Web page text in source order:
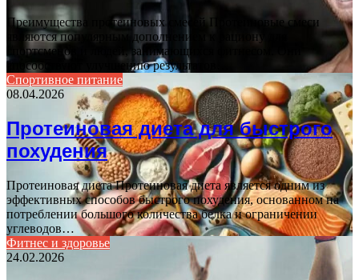
Преимущества протеиновых смесей Протеиновые смеси
являются популярным дополнением к рациону для
спортсменов и людей, занимающихся фитнесом. Они
способствуют улучшению результатов…
Спортивное питание
08.04.2026
Протеиновая диета для быстрого
похудения
Протеиновая диета Протеиновая диета является одним из
эффективных способов быстрого похудения, основанном на
потреблении большого количества белка и ограничении
углеводов…
Фитнес и здоровье
24.02.2026